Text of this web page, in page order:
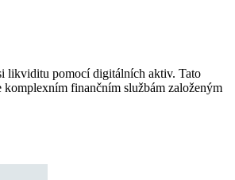
likviditu pomocí digitálních aktiv. Tato
finančním službám založeným